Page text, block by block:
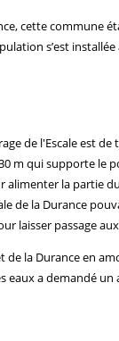
cette commune
s’est
de l'Escale est
m qui supporte le
alimenter la partie
de la Durance
laisser passage
de la Durance en
eaux a demandé